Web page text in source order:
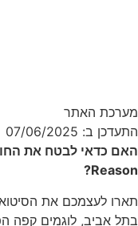
מערכת האתר
התעדכן ב: 07/06/2025
Reason?
תארו לעצמכם את
בתל אביב, לוגמים קפה